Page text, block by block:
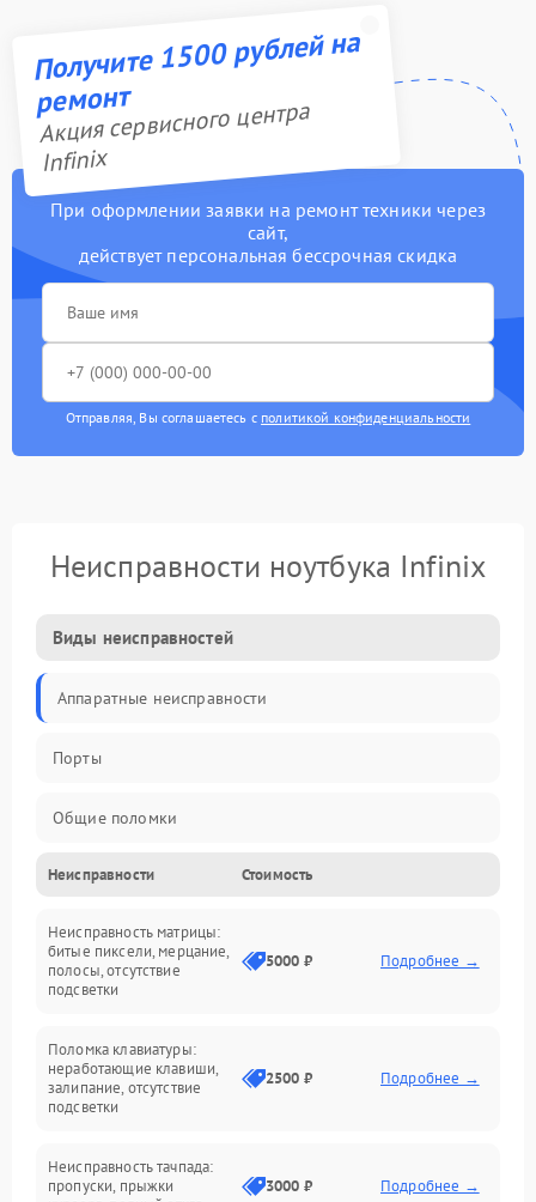
Получите 1500 рублей на
ремонт
Акция сервисного центра
Infinix
При оформлении заявки на ремонт техники через
сайт,
действует персональная бессрочная скидка
Отправляя, Вы соглашаетесь с политикой конфиденциальности
Неисправности ноутбука Infinix
Виды неисправностей
Аппаратные неисправности
Порты
Общие поломки
Устройства
Программные ошибки
Электрические и системные сбои
Интерфейсные проблемы
Батарея
Сеть и интернет
Неисправности Стоимость
Неисправность матрицы:
битые пиксели, мерцание,
полосы, отсутствие
подсветки
5000 ₽ Подробнее →
Поломка клавиатуры:
неработающие клавиши,
залипание, отсутствие
подсветки
2500 ₽ Подробнее →
Неисправность тачпада:
пропуски, прыжки
3000 ₽ Подробнее →